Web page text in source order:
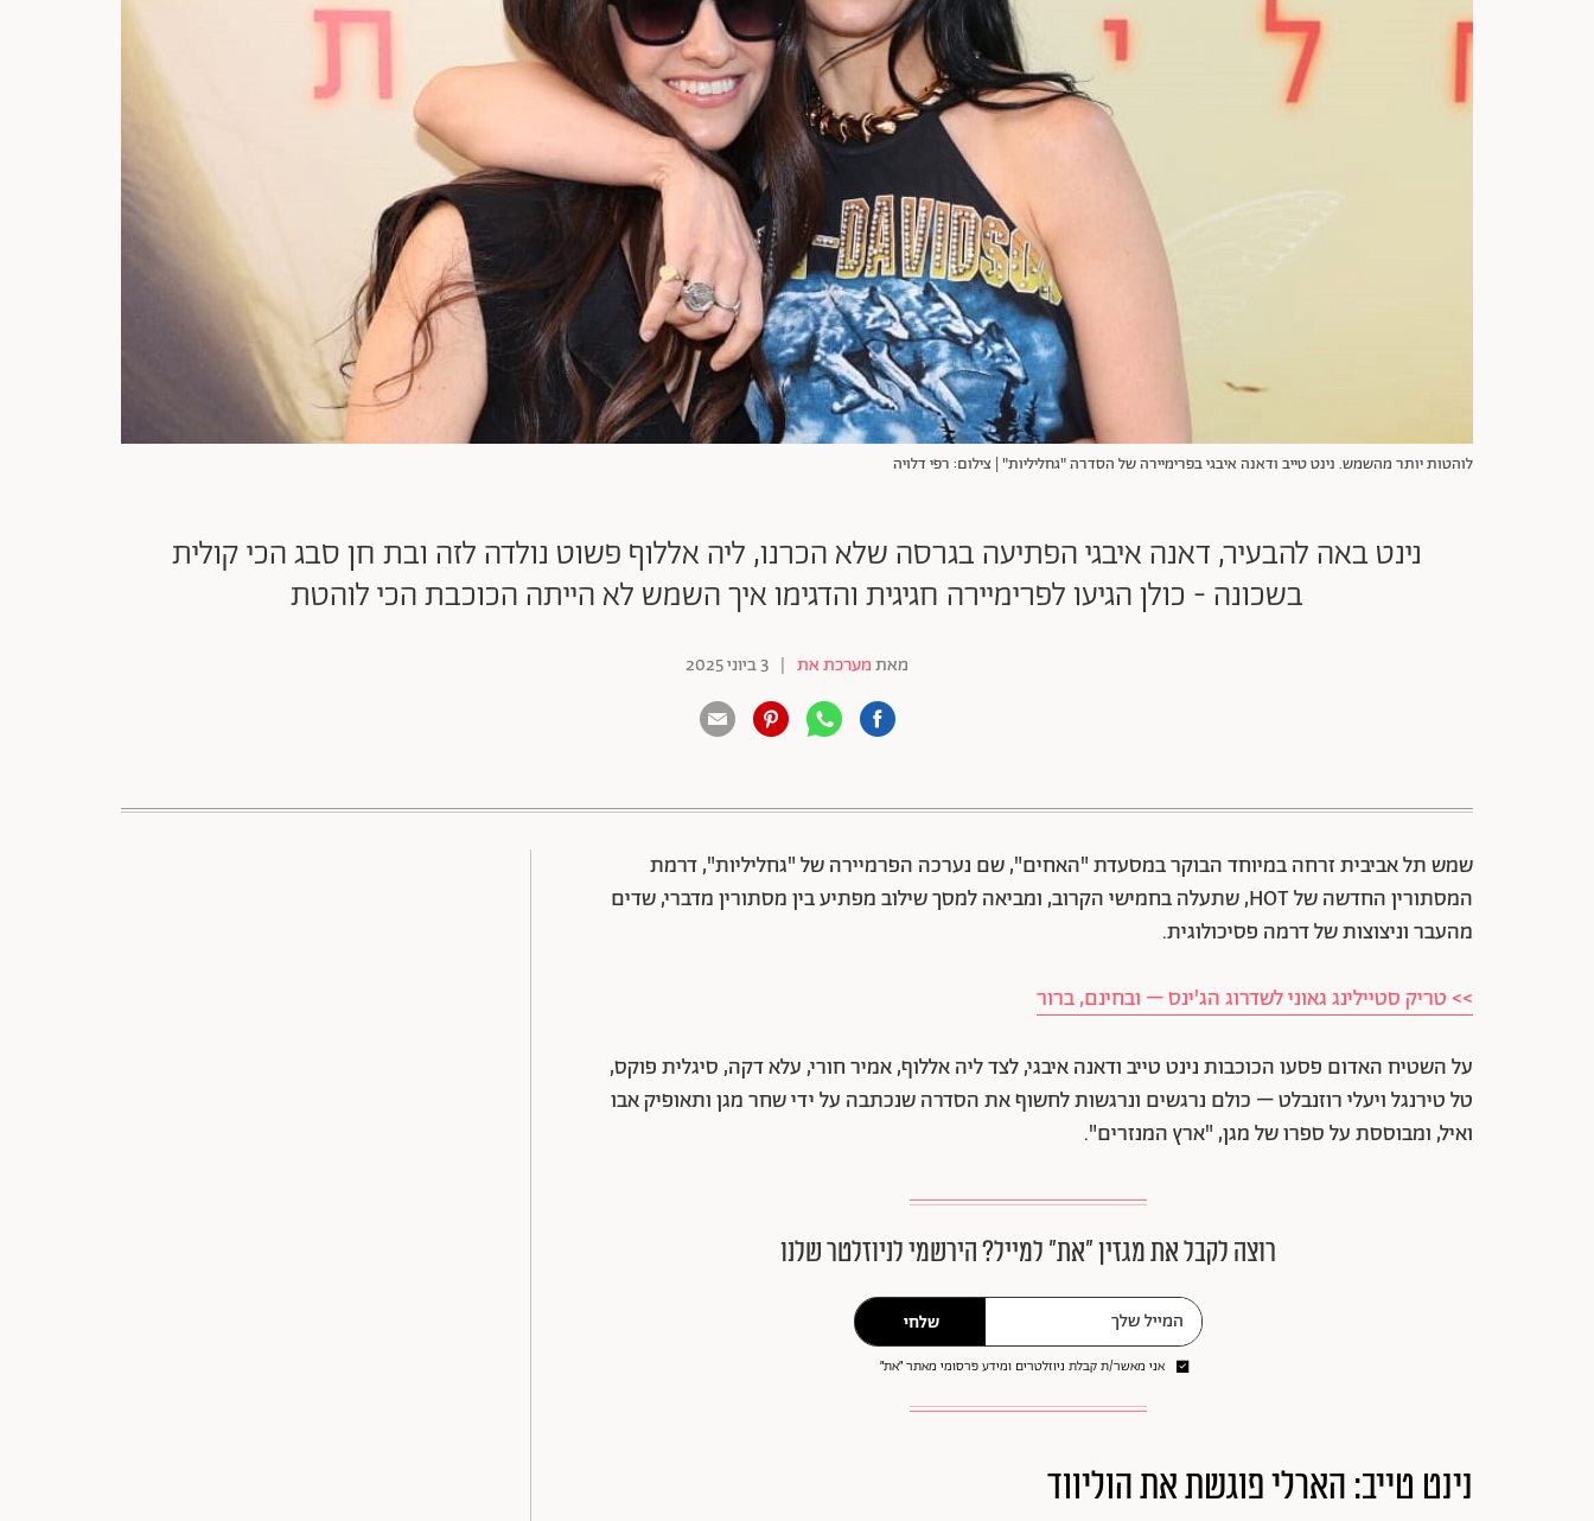
לוהטות יותר מהשמש. נינט טייב ודאנה איבגי בפרימיירה של הסדרה "גחליליות" | צילום: רפי דלויה
נינט באה להבעיר, דאנה איבגי הפתיעה בגרסה שלא הכרנו, ליה אללוף פשוט נולדה לזה ובת חן סבג הכי קולית
בשכונה - כולן הגיעו לפרימיירה חגיגית והדגימו איך השמש לא הייתה הכוכבת הכי לוהטת
מאתמערכת את | 3 ביוני 2025
שמש תל אביבית זרחה במיוחד הבוקר במסעדת "האחים", שם נערכה הפרמיירה של "גחליליות", דרמת
המסתורין החדשה של HOT, שתעלה בחמישי הקרוב, ומביאה למסך שילוב מפתיע בין מסתורין מדברי, שדים
מהעבר וניצוצות של דרמה פסיכולוגית.
>> טריק סטיילינג גאוני לשדרוג הג'ינס – ובחינם, ברור
על השטיח האדום פסעו הכוכבות נינט טייב ודאנה איבגי, לצד ליה אללוף, אמיר חורי, עלא דקה, סיגלית פוקס,
טל טירנגל ויעלי רוזנבלט – כולם נרגשים ונרגשות לחשוף את הסדרה שנכתבה על ידי שחר מגן ותאופיק אבו
ואיל, ומבוססת על ספרו של מגן, "ארץ המנזרים".
רוצה לקבל את מגזין ״את״ למייל? הירשמי לניוזלטר שלנו
שלחי
אני מאשר/ת קבלת ניוזלטרים ומידע פרסומי מאתר ״את״
נינט טייב: הארלי פוגשת את הוליווד